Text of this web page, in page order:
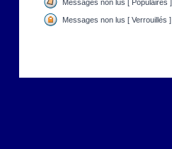
Messages non lus [ Populaires ]
Messages non lus [ Verrouillés ]